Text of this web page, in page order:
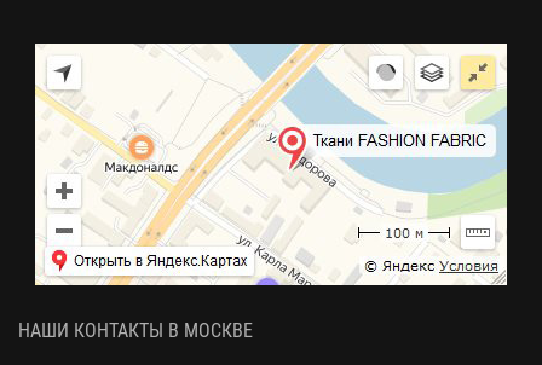
НАШИ КОНТАКТЫ В МОСКВЕ